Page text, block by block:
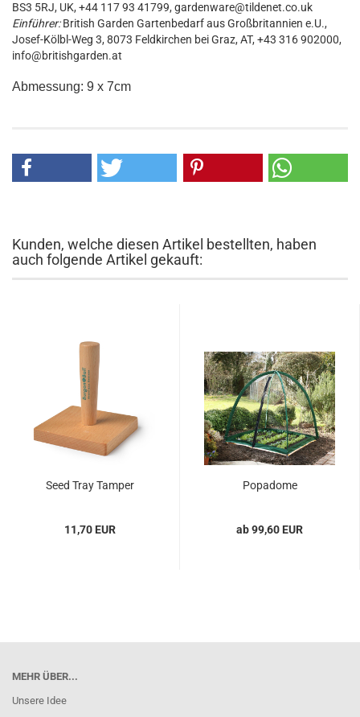
BS3 5RJ, UK, +44 117 93 41799, gardenware@tildenet.co.uk
Einführer:British Garden Gartenbedarf aus Großbritannien e.U.,
Josef-Kölbl-Weg 3, 8073 Feldkirchen bei Graz, AT, +43 316 902000,
info@britishgarden.at
Abmessung: 9 x 7cm
Kunden, welche diesen Artikel bestellten, haben
auch folgende Artikel gekauft:
Seed Tray Tamper
11,70 EUR
Popadome
ab 99,60 EUR
MEHR ÜBER...
Unsere Idee